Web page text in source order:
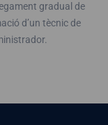
gradual de
d’un tècnic de